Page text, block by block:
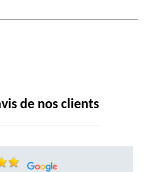
de nos clients